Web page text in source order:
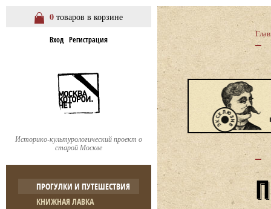
0 товаров в корзине
Вход Регистрация
Историко-культурологический проект о
старой Москве
ПРОГУЛКИ И ПУТЕШЕСТВИЯ
КНИЖНАЯ ЛАВКА